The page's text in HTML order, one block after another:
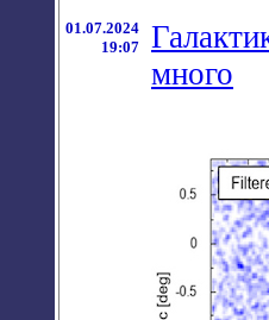
01.07.2024
19:07
много